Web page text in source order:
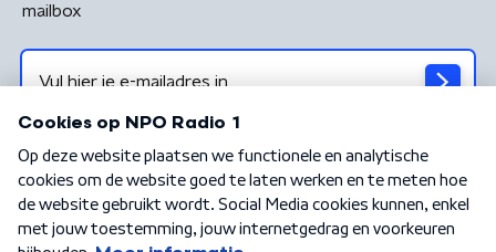
mailbox
Algemene voorwaarden